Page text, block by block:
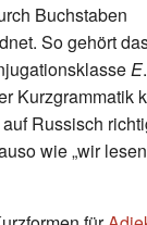
Buchstaben
So gehört
E
Kurzgrammatik
Russisch
wie „wir